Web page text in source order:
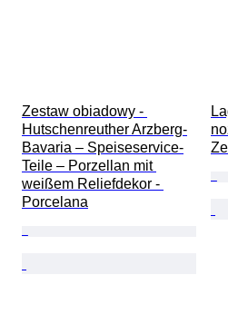
Zestaw obiadowy -
Hutschenreuther Arzberg-
Bavaria – Speiseservice-
Teile – Porzellan mit
weißem Reliefdekor -
Porcelana